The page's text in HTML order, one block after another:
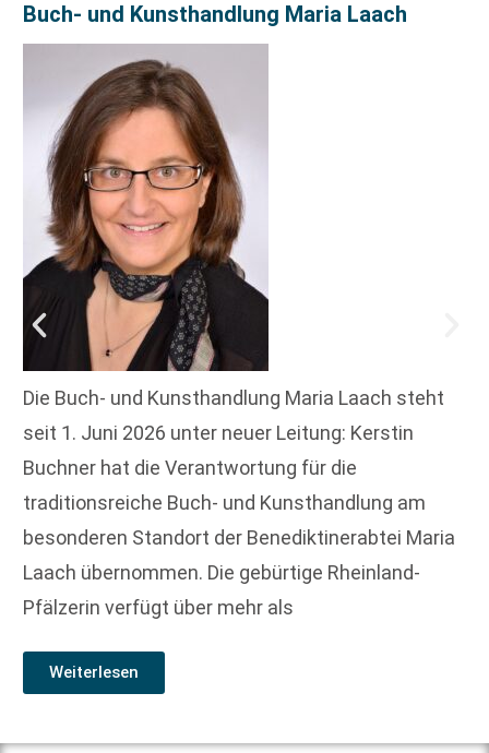
Buch- und Kunsthandlung Maria Laach
Die Buch- und Kunsthandlung Maria Laach steht
seit 1. Juni 2026 unter neuer Leitung: Kerstin
Buchner hat die Verantwortung für die
traditionsreiche Buch- und Kunsthandlung am
besonderen Standort der Benediktinerabtei Maria
Laach übernommen. Die gebürtige Rheinland-
Pfälzerin verfügt über mehr als
Weiterlesen